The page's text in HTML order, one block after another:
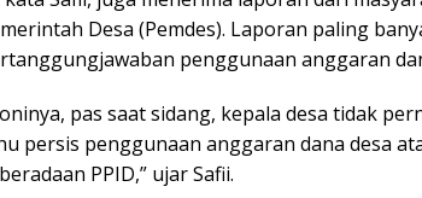
Desa (Pemdes). Laporan paling
penggunaan anggaran
pas saat sidang, kepala desa tidak
persis penggunaan anggaran dana desa
PPID,” ujar Safii.